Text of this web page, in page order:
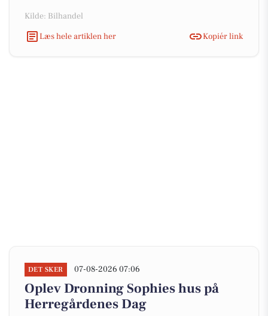
Kilde: Bilhandel
Læs hele artiklen her
Kopiér link
DET SKER 07-08-2026 07:06
Oplev Dronning Sophies hus på
Herregårdenes Dag